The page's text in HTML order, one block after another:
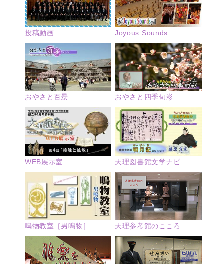
投稿動画 Joyous Sounds
おやさと百景 おやさと四季旬彩
WEB展示室 天理図書館文学ナビ
鳴物教室［男鳴物］ 天理参考館のこころ